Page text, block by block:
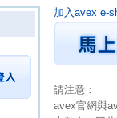
加入avex e-
請注意：
avex官網與